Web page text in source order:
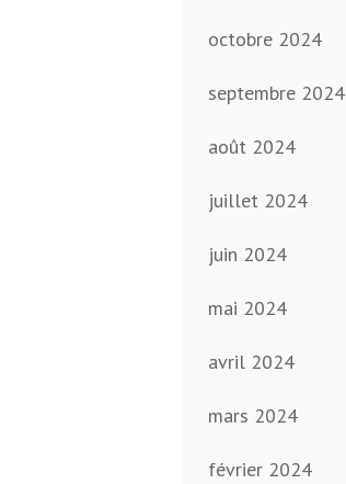
octobre 2024
septembre 2024
août 2024
juillet 2024
juin 2024
mai 2024
avril 2024
mars 2024
février 2024